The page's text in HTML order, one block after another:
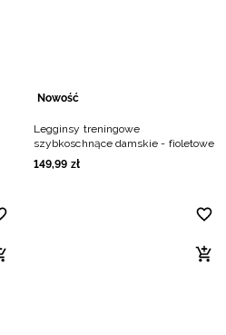
Nowość
Legginsy treningowe
szybkoschnące damskie - fioletowe
149,99 zł